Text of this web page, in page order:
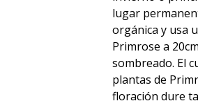
lugar
orgánica y usa
Primrose a
sombreado. El
plantas de
floración dure